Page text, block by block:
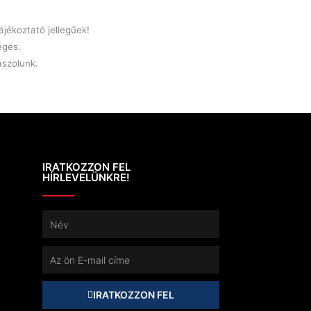
jellegűek!
IRATKOZZON FEL
HÍRLEVELÜNKRE!
IRATKOZZON FEL